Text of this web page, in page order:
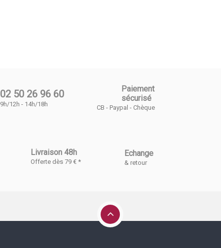
02 50 26 96 60
9h/12h - 14h/18h
Paiement
sécurisé
CB - Paypal - Chèque
Livraison 48h
Offerte dès 79 € *
Echange
& retour